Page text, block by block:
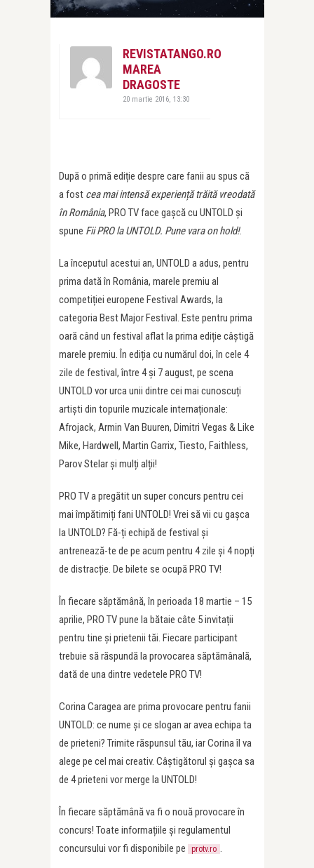
REVISTATANGO.RO
MAREA
DRAGOSTE
20 martie 2016, 13:30
După o primă ediție despre care fanii au spus că
a fost cea mai intensă experiență trăită vreodată
în România, PRO TV face gașcă cu UNTOLD și
spune Fii PRO la UNTOLD. Pune vara on hold!.
La începutul acestui an, UNTOLD a adus, pentru
prima dată în România, marele premiu al
competiției europene Festival Awards, la
categoria Best Major Festival. Este pentru prima
oară când un festival aflat la prima ediție câștigă
marele premiu. În ediția cu numărul doi, în cele 4
zile de festival, între 4 și 7 august, pe scena
UNTOLD vor urca unii dintre cei mai cunoscuți
artiști din topurile muzicale internaționale:
Afrojack, Armin Van Buuren, Dimitri Vegas & Like
Mike, Hardwell, Martin Garrix, Tiesto, Faithless,
Parov Stelar și mulți alții!
PRO TV a pregătit un super concurs pentru cei
mai împătimiți fani UNTOLD! Vrei să vii cu gașca
la UNTOLD? Fă-ți echipă de festival și
antrenează-te de pe acum pentru 4 zile și 4 nopți
de distracție. De bilete se ocupă PRO TV!
În fiecare săptămână, în perioada 18 martie – 15
aprilie, PRO TV pune la bătaie câte 5 invitații
pentru tine și prietenii tăi. Fiecare participant
trebuie să răspundă la provocarea săptămânală,
dată de una dintre vedetele PRO TV!
Corina Caragea are prima provocare pentru fanii
UNTOLD: ce nume și ce slogan ar avea echipa ta
de prieteni? Trimite răspunsul tău, iar Corina îl va
alege pe cel mai creativ. Câștigătorul și gașca sa
de 4 prieteni vor merge la UNTOLD!
În fiecare săptămână va fi o nouă provocare în
concurs! Toate informațiile și regulamentul
concursului vor fi disponibile pe
protv.ro .